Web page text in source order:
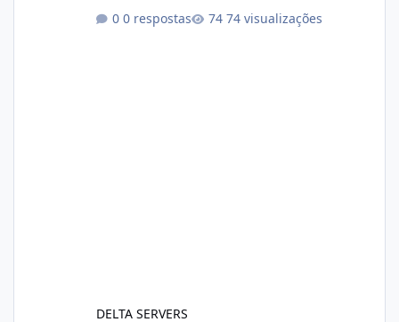
xjx23zz5f Criamos uma breve explicação:
0 respostas 74 visualizações
DELTA SERVERS